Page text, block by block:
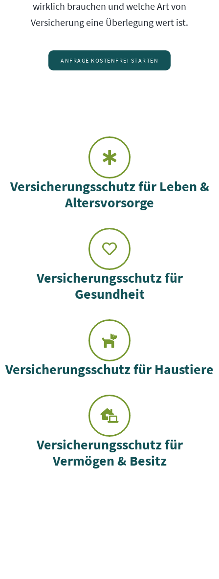
wirklich brauchen und welche Art von
Versicherung eine Überlegung wert ist.
ANFRAGE KOSTENFREI STARTEN
Versicherungsschutz für Leben &
Altersvorsorge
Versicherungsschutz für
Gesundheit
Versicherungsschutz für Haustiere
Versicherungsschutz für
Vermögen & Besitz